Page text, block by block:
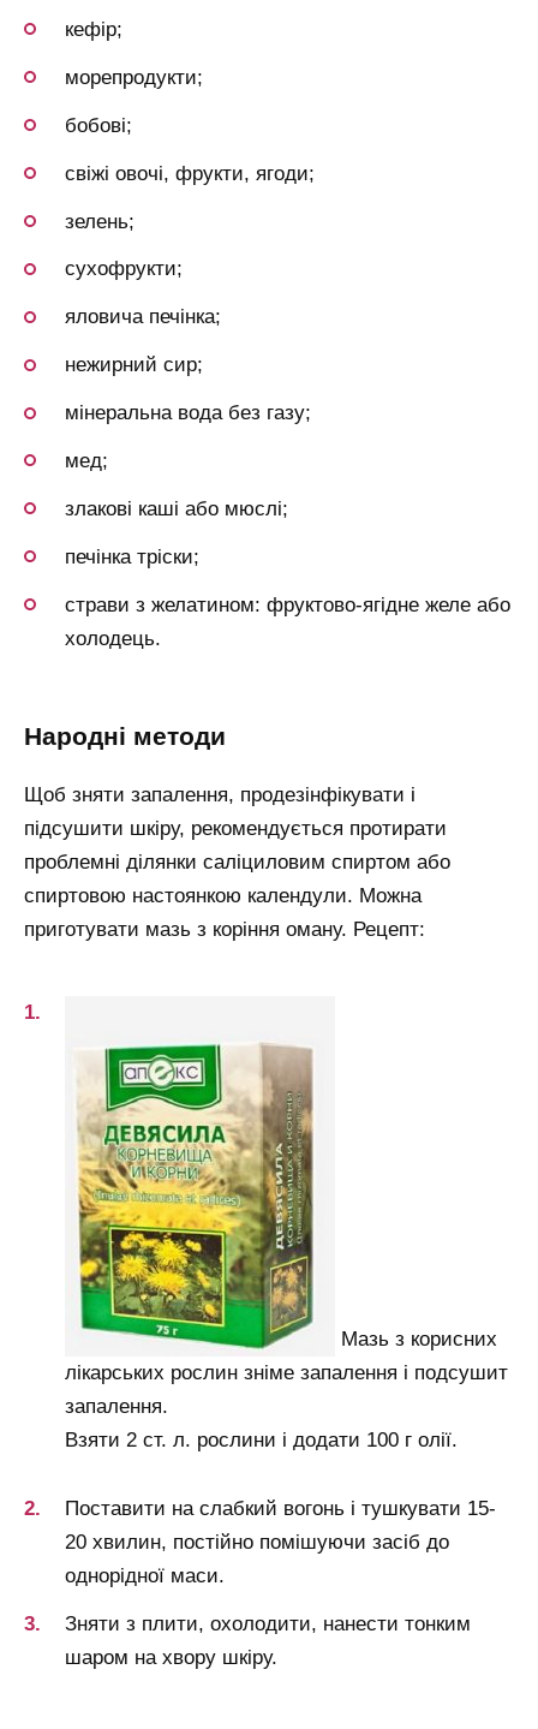
кефір;
морепродукти;
бобові;
свіжі овочі, фрукти, ягоди;
зелень;
сухофрукти;
яловича печінка;
нежирний сир;
мінеральна вода без газу;
мед;
злакові каші або мюслі;
печінка тріски;
страви з желатином: фруктово-ягідне желе або
холодець.
народні методи
Щоб зняти запалення, продезінфікувати і
підсушити шкіру, рекомендується протирати
проблемні ділянки саліциловим спиртом або
спиртовою настоянкою календули. Можна
приготувати мазь з коріння оману. Рецепт:
Мазь з корисних
лікарських рослин зніме запалення і подсушит
запалення.
Взяти 2 ст. л. рослини і додати 100 г олії.
Поставити на слабкий вогонь і тушкувати 15-
20 хвилин, постійно помішуючи засіб до
однорідної маси.
Зняти з плити, охолодити, нанести тонким
шаром на хвору шкіру.